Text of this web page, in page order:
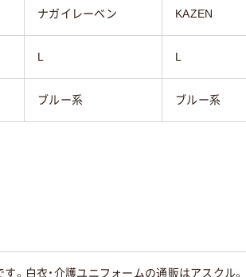
ナガイレーベン KAZEN
L L
ブルー系 ブルー系
。白衣・介護ユニフォームの通販はアスクル。